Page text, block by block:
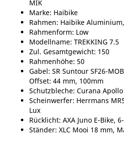
MIK
Marke: Haibike
Rahmen: Haibike
Rahmenform: Low
Modellname: TREKKING 7.5
Zul. Gesamtgewicht: 150
Rahmenhöhe: 50
Gabel: SR Suntour SF26-
Offset: 44 mm, 100mm
Schutzbleche: Curana
Scheinwerfer: Herrmans
Lux
Rücklicht: AXA Juno E-Bike,
Ständer: XLC Mooi 18 mm,